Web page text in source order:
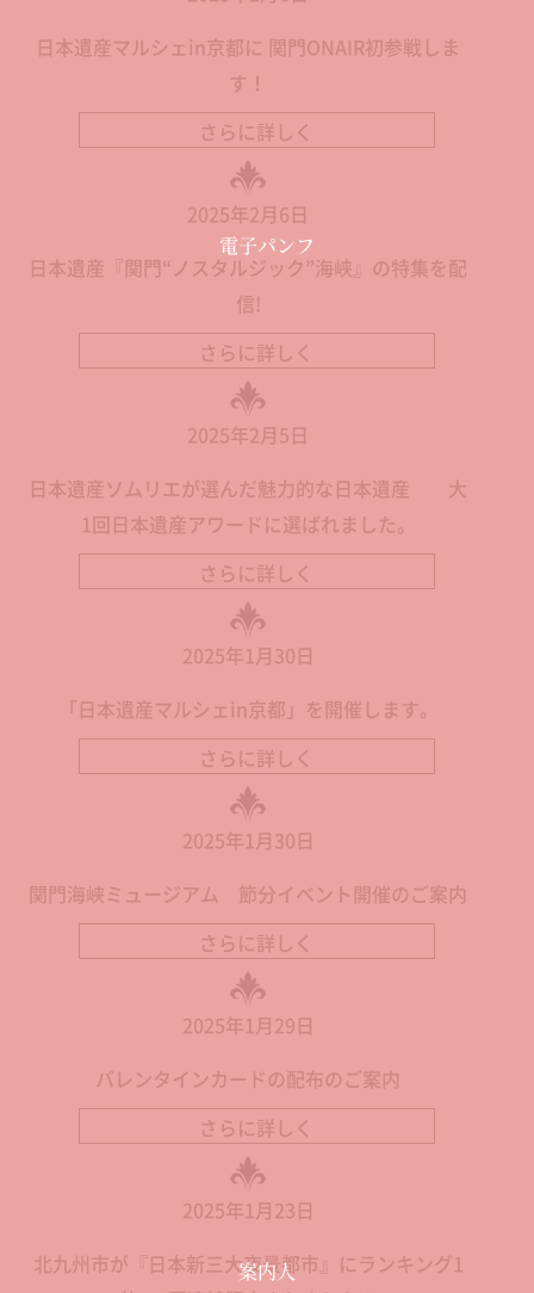
電子パンフ
案内人
日本遺産マルシェin京都に 関門ONAIR初参戦しま
す！
さらに詳しく
2025年2月6日
日本遺産『関門“ノスタルジック”海峡』の特集を配
信!
さらに詳しく
2025年2月5日
日本遺産ソムリエが選んだ魅力的な日本遺産 大
1回日本遺産アワードに選ばれました。
さらに詳しく
2025年1月30日
「日本遺産マルシェin京都」を開催します。
さらに詳しく
2025年1月30日
関門海峡ミュージアム 節分イベント開催のご案内
さらに詳しく
2025年1月29日
バレンタインカードの配布のご案内
さらに詳しく
2025年1月23日
北九州市が『日本新三大夜景都市』にランキング1